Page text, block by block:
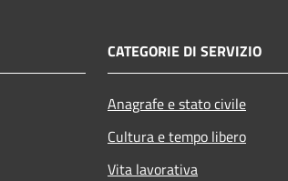
CATEGORIE DI SERVIZIO
Anagrafe e stato civile
Cultura e tempo libero
Vita lavorativa